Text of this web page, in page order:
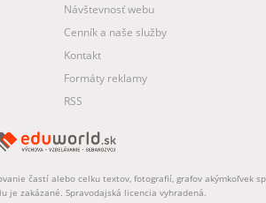
Návštevnosť webu
Cenník a naše služby
Kontakt
Formáty reklamy
RSS
častí alebo celku textov, fotografií, grafov akýmkoľvek
je zakázané. Spravodajská licencia vyhradená.